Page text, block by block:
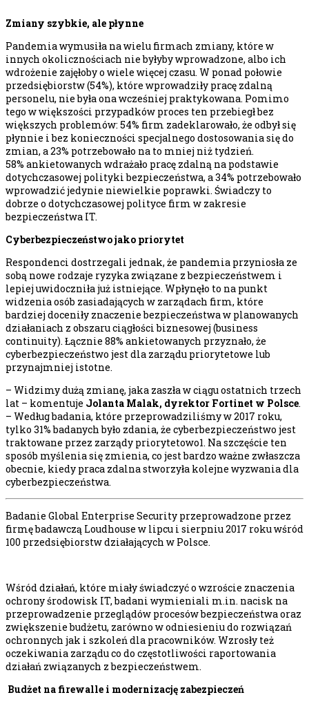
Zmiany szybkie, ale płynne
Pandemia wymusiła na wielu firmach zmiany, które w
innych okolicznościach nie byłyby wprowadzone, albo ich
wdrożenie zajęłoby o wiele więcej czasu. W ponad połowie
przedsiębiorstw (54%), które wprowadziły pracę zdalną
personelu, nie była ona wcześniej praktykowana. Pomimo
tego w większości przypadków proces ten przebiegł bez
większych problemów: 54% firm zadeklarowało, że odbył się
płynnie i bez konieczności specjalnego dostosowania się do
zmian, a 23% potrzebowało na to mniej niż tydzień.
58% ankietowanych wdrażało pracę zdalną na podstawie
dotychczasowej polityki bezpieczeństwa, a 34% potrzebowało
wprowadzić jedynie niewielkie poprawki. Świadczy to
dobrze o dotychczasowej polityce firm w zakresie
bezpieczeństwa IT.
Cyberbezpieczeństwo jako priorytet
Respondenci dostrzegali jednak, że pandemia przyniosła ze
sobą nowe rodzaje ryzyka związane z bezpieczeństwem i
lepiej uwidoczniła już istniejące. Wpłynęło to na punkt
widzenia osób zasiadających w zarządach firm, które
bardziej doceniły znaczenie bezpieczeństwa w planowanych
działaniach z obszaru ciągłości biznesowej (business
continuity). Łącznie 88% ankietowanych przyznało, że
cyberbezpieczeństwo jest dla zarządu priorytetowe lub
przynajmniej istotne.
– Widzimy dużą zmianę, jaka zaszła w ciągu ostatnich trzech
lat – komentuje Jolanta Malak, dyrektor Fortinet w Polsce.
– Według badania, które przeprowadziliśmy w 2017 roku,
tylko 31% badanych było zdania, że cyberbezpieczeństwo jest
traktowane przez zarządy priorytetowo1. Na szczęście ten
sposób myślenia się zmienia, co jest bardzo ważne zwłaszcza
obecnie, kiedy praca zdalna stworzyła kolejne wyzwania dla
cyberbezpieczeństwa.
Badanie Global Enterprise Security przeprowadzone przez
firmę badawczą Loudhouse w lipcu i sierpniu 2017 roku wśród
100 przedsiębiorstw działających w Polsce.
Wśród działań, które miały świadczyć o wzroście znaczenia
ochrony środowisk IT, badani wymieniali m.in. nacisk na
przeprowadzenie przeglądów procesów bezpieczeństwa oraz
zwiększenie budżetu, zarówno w odniesieniu do rozwiązań
ochronnych jak i szkoleń dla pracowników. Wzrosły też
oczekiwania zarządu co do częstotliwości raportowania
działań związanych z bezpieczeństwem.
Budżet na firewalle i modernizację zabezpieczeń